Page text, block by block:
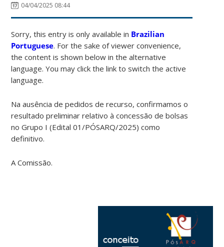
04/04/2025 08:44
Sorry, this entry is only available in Brazilian
Portuguese. For the sake of viewer convenience,
the content is shown below in the alternative
language. You may click the link to switch the active
language.
Na ausência de pedidos de recurso, confirmamos o
resultado preliminar relativo à concessão de bolsas
no Grupo I (Edital 01/PÓSARQ/2025) como
definitivo.
A Comissão.